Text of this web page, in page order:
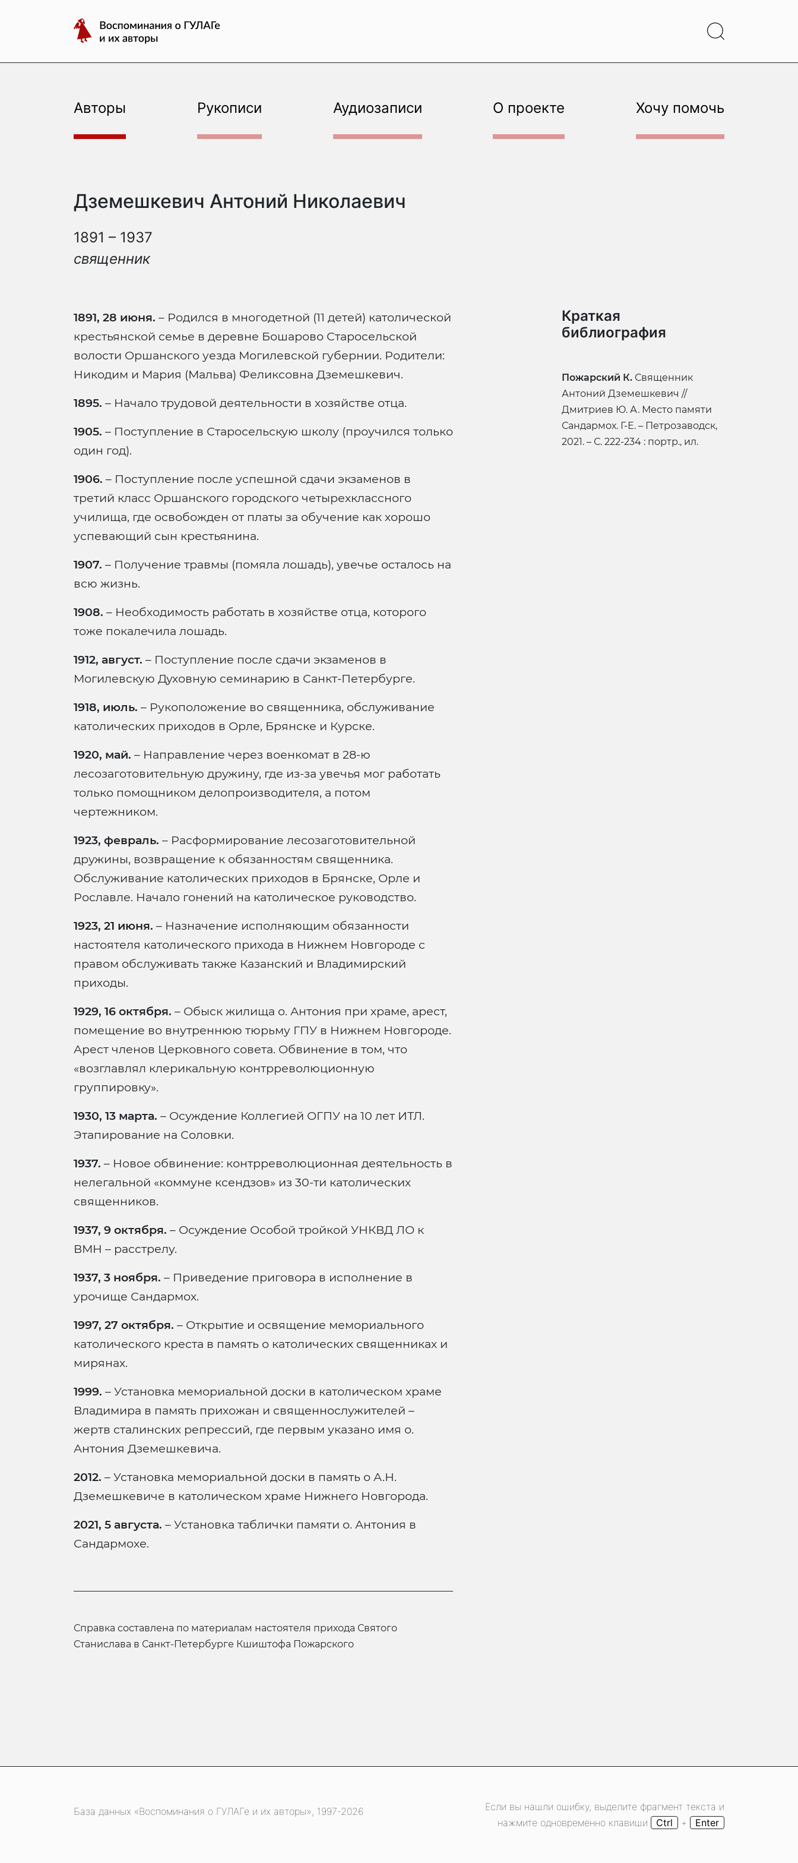
Воспоминания
о
и
Авторы Рукописи Аудиозаписи О проекте Хочу помочь
Дземешкевич Антоний Николаевич
1891 – 1937
священник
1891, 28 июня. – Родился в многодетной (11 детей) католической
крестьянской семье в деревне Бошарово Старосельской
волости Оршанского уезда Могилевской губернии. Родители:
Никодим и Мария (Мальва) Феликсовна Дземешкевич.
1895. – Начало трудовой деятельности в хозяйстве отца.
1905. – Поступление в Старосельскую школу (проучился только
один год).
1906. – Поступление после успешной сдачи экзаменов в
третий класс Оршанского городского четырехклассного
училища, где освобожден от платы за обучение как хорошо
успевающий сын крестьянина.
1907. – Получение травмы (помяла лошадь), увечье осталось на
всю жизнь.
1908. – Необходимость работать в хозяйстве отца, которого
тоже покалечила лошадь.
1912, август. – Поступление после сдачи экзаменов в
Могилевскую Духовную семинарию в Санкт-Петербурге.
1918, июль. – Рукоположение во священника, обслуживание
католических приходов в Орле, Брянске и Курске.
1920, май. – Направление через военкомат в 28-ю
лесозаготовительную дружину, где из-за увечья мог работать
только помощником делопроизводителя, а потом
чертежником.
1923, февраль. – Расформирование лесозаготовительной
дружины, возвращение к обязанностям священника.
Обслуживание католических приходов в Брянске, Орле и
Рославле. Начало гонений на католическое руководство.
1923, 21 июня. – Назначение исполняющим обязанности
настоятеля католического прихода в Нижнем Новгороде с
правом обслуживать также Казанский и Владимирский
приходы.
1929, 16 октября. – Обыск жилища о. Антония при храме, арест,
помещение во внутреннюю тюрьму ГПУ в Нижнем Новгороде.
Арест членов Церковного совета. Обвинение в том, что
«возглавлял клерикальную контрреволюционную
группировку».
1930, 13 марта. – Осуждение Коллегией ОГПУ на 10 лет ИТЛ.
Этапирование на Соловки.
1937. – Новое обвинение: контрреволюционная деятельность в
нелегальной «коммуне ксендзов» из 30-ти католических
священников.
1937, 9 октября. – Осуждение Особой тройкой УНКВД ЛО к
ВМН – расстрелу.
1937, 3 ноября. – Приведение приговора в исполнение в
урочище Сандармох.
1997, 27 октября. – Открытие и освящение мемориального
католического креста в память о католических священниках и
мирянах.
1999. – Установка мемориальной доски в католическом храме
Владимира в память прихожан и священнослужителей –
жертв сталинских репрессий, где первым указано имя о.
Антония Дземешкевича.
2012. – Установка мемориальной доски в память о А.Н.
Дземешкевиче в католическом храме Нижнего Новгорода.
2021, 5 августа. – Установка таблички памяти о. Антония в
Сандармохе.
справка составлена по материалам настоятеля прихода Святого
Станислава в Санкт-Петербурге Кшиштофа Пожарского
Краткая
библиография
Пожарский К. Священник
Антоний Дземешкевич //
Дмитриев Ю. А. Место памяти
Сандармох. Г-Е. – Петрозаводск,
2021. – С. 222-234 : портр., ил.
База данных «Воспоминания о ГУЛАГе и их авторы», 1997-2026
Если вы нашли ошибку, выделите фрагмент текста и
нажмите одновременно клавиши
Ctrl + Enter